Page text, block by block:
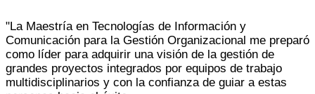
"La Maestría en Tecnologías de Información y
Comunicación para la Gestión Organizacional me preparó
como líder para adquirir una visión de la gestión de
grandes proyectos integrados por equipos de trabajo
multidisciplinarios y con la confianza de guiar a estas